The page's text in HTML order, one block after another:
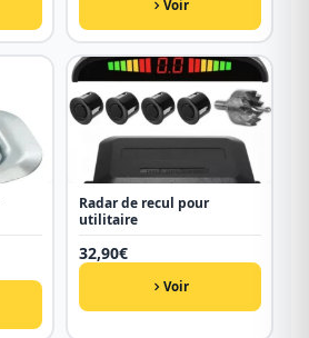
Voir
Radar de recul pour
utilitaire
32,90€
Voir